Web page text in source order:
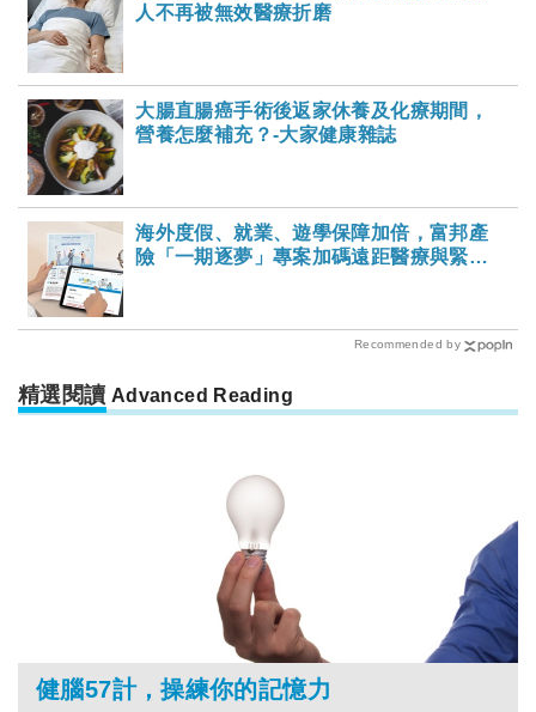
人不再被無效醫療折磨
大腸直腸癌手術後返家休養及化療期間，
營養怎麼補充？-大家健康雜誌
海外度假、就業、遊學保障加倍，富邦產
險「一期逐夢」專案加碼遠距醫療與緊急
Recommended by
精選閱讀 Advanced Reading
健腦57計，操練你的記憶力